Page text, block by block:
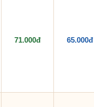
71.000đ 65.000đ